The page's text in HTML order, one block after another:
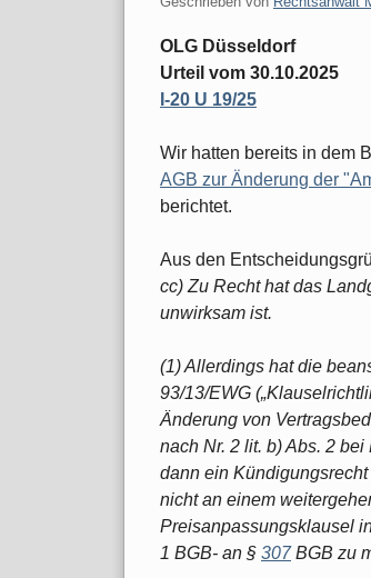
OLG Düsseldorf
Urteil vom 30.10.2025
I-20 U 19/25
Wir hatten bereits in dem
AGB zur Änderung der
berichtet.
Aus den
cc) Zu Recht hat das
unwirksam ist.
(1) Allerdings hat die
93/13/EWG
Änderung von
nach Nr. 2 lit. b) Abs. 2
dann ein
nicht an einem
Preisanpassungsklausel
1 BGB- an § 307BGB zu